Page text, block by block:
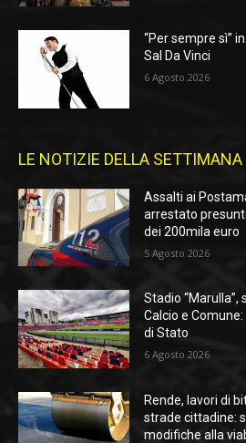
“Per sempre sì”
Sal Da Vinci
6 Agosto 2026
LE NOTIZIE DELLA SETTIMANA
Assalti ai
arrestato
dei 200mila euro
5 Agosto 2026
Stadio
Calcio e
di Stato
6 Agosto 2026
Rende, lavori di
strade cittadine:
modifiche alla